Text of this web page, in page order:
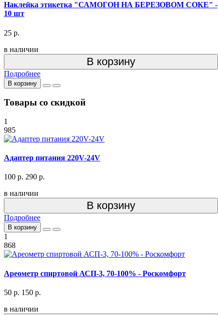
Наклейка этикетка "САМОГОН НА БЕРЕЗОВОМ СОКЕ" -
10 шт
25 р.
в наличии
В корзину
Подробнее
В корзину
Товары со скидкой
1
985
Адаптер питания 220V-24V
100 р. 290 р.
в наличии
В корзину
Подробнее
В корзину
1
868
Ареометр спиртовой АСП-3, 70-100% - Роскомфорт
50 р. 150 р.
в наличии